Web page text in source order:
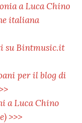
a Luca Chino
italiana
su Bintmusic.it
per il blog di
a Luca Chino
>>>